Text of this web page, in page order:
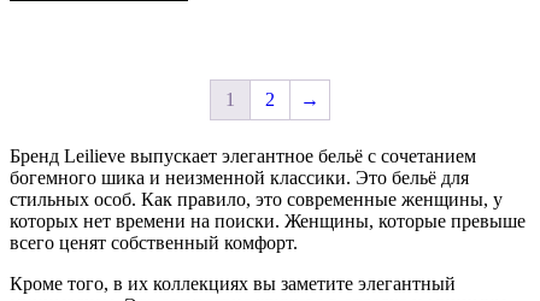
Опции
можно
выбрать
странице
товара.
товара.
1 2 →
Бренд Leilieve выпускает элегантное бельё с сочетанием
богемного шика и неизменной классики. Это бельё для
стильных особ. Как правило, это современные женщины, у
которых нет времени на поиски. Женщины, которые превыше
всего ценят собственный комфорт.
Кроме того, в их коллекциях вы заметите элегантный